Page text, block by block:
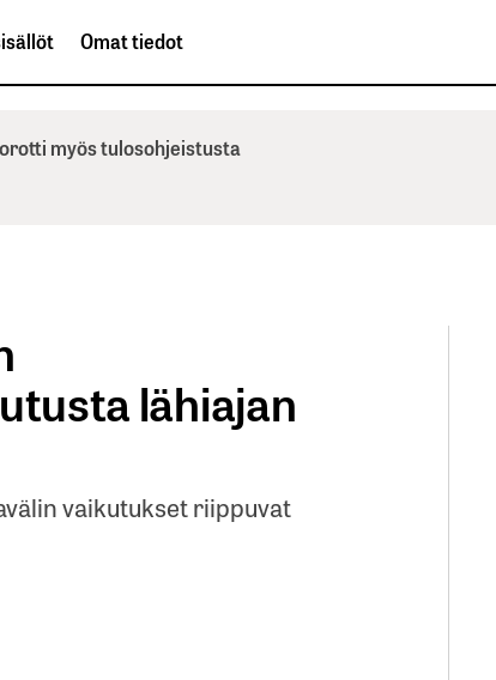
Omat tiedot
myös tulosohjeistusta
lähiajan
vaikutukset riippuvat